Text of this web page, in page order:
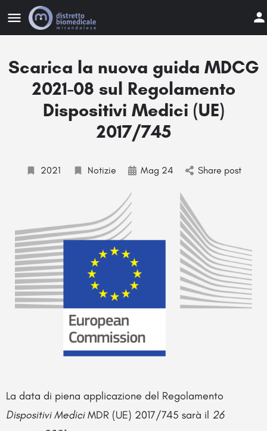
Scarica la nuova guida MDCG
2021-08 sul Regolamento
Dispositivi Medici (UE)
2017/745
2021 Notizie Mag 24 Share post
La data di piena applicazione del Regolamento
Dispositivi MediciMDR (UE) 2017/745 sarà il 26